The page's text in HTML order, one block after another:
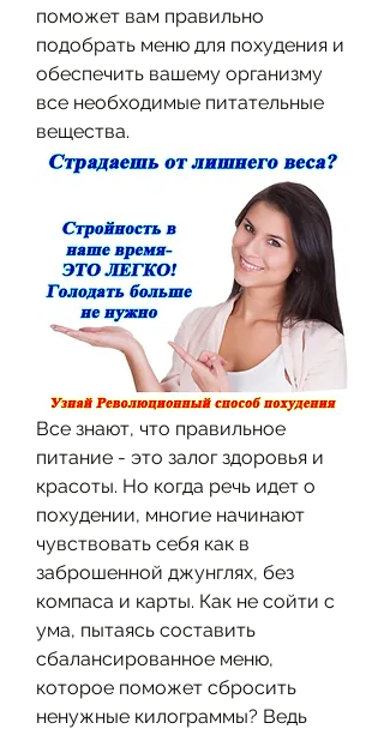
поможет вам правильно
подобрать меню для похудения и
обеспечить вашему организму
все необходимые питательные
вещества.
Все знают, что правильное
питание - это залог здоровья и
красоты. Но когда речь идет о
похудении, многие начинают
чувствовать себя как в
заброшенной джунглях, без
компаса и карты. Как не сойти с
ума, пытаясь составить
сбалансированное меню,
которое поможет сбросить
ненужные килограммы? Ведь